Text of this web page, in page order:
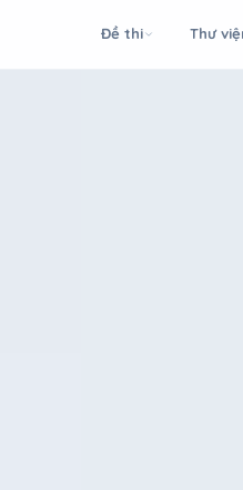
Đề thi Thư
phí